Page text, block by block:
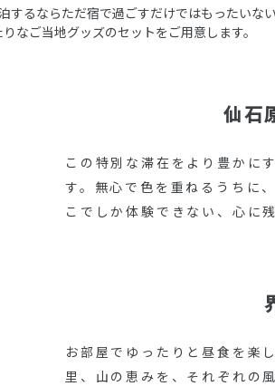
するならただ宿で過ごすだけではもったいな
りなご当地グッズのセットをご用意します。
仙石
この特別な滞在をより豊かに
す。無心で色を重ねるうちに
こでしか体験できない、心に
お部屋でゆったりと昼食を楽
里、山の恵みを、それぞれの